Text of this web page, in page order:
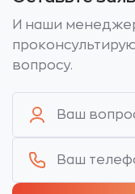
И наши
вопросу.